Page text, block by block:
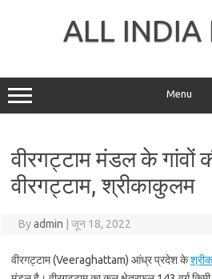
ALL INDIA
Menu
वीरगट्टाम मंडल के गांवों
वीरगट्टाम, श्रीकाकुलम
Byadmin जून 18, 2022
वीरगट्टाम (Veeraghattam) आंध्र प्रदेश के